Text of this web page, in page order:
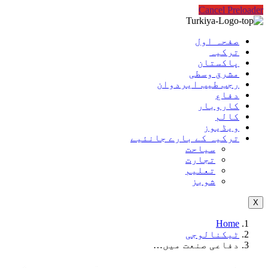
Cancel Preloader
صفحہ اول
ترکیہ
پاکستان
مشرق وسطی
رجب طیب ایردوان
دفاع
کاروبار
کالم
ویڈیوز
ترکیہ کے بارے جانئیے
سیاحت
تجارت
تعلیم
شوبز
X
Home
ٹیکنالوجی
دفاعی صنعت میں…